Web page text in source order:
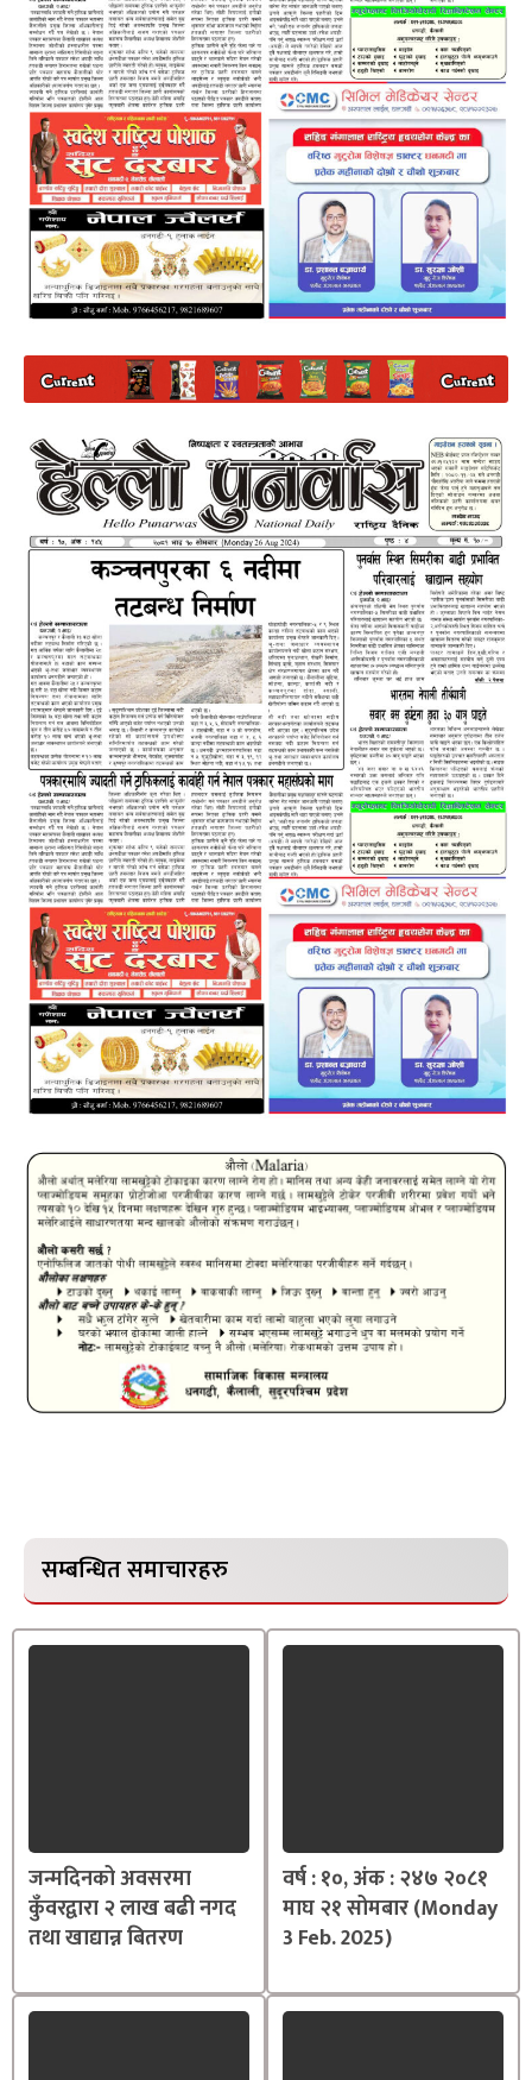
सम्बन्धित समाचारहरु
जन्मदिनको अवसरमा
कुँवरद्वारा २ लाख बढी नगद
तथा खाद्यान्न बितरण
वर्ष : १०, अंक : २४७ २०८१
माघ २१ सोमबार (Monday
3 Feb. 2025)